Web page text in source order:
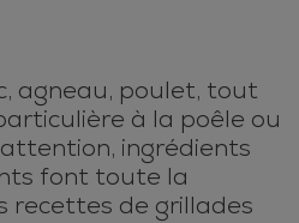
agneau, poulet, tout
à la poêle ou
ingrédients
font toute la
recettes de grillades